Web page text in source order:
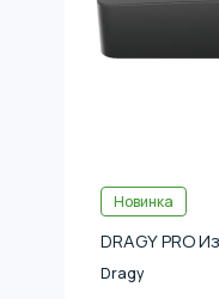
Новинка
DRAGY PRO
Dragy